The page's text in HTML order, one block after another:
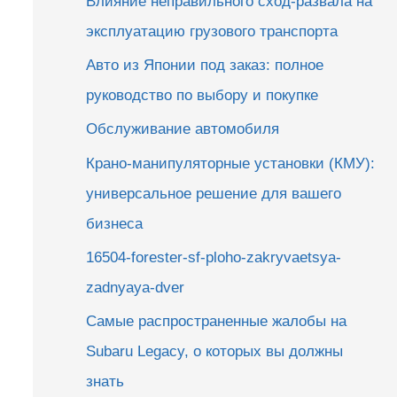
эксплуатацию грузового транспорта
Авто из Японии под заказ: полное
руководство по выбору и покупке
Обслуживание автомобиля
Крано-манипуляторные установки (КМУ):
универсальное решение для вашего
бизнеса
16504-forester-sf-ploho-zakryvaetsya-
zadnyaya-dver
Самые распространенные жалобы на
Subaru Legacy, о которых вы должны
знать